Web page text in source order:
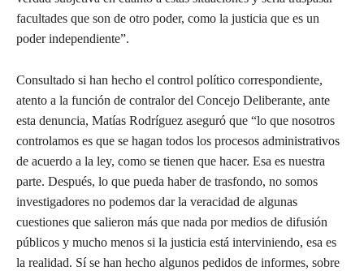
facultades que son de otro poder, como la justicia que es un
poder independiente”.
Consultado si han hecho el control político correspondiente,
atento a la función de contralor del Concejo Deliberante, ante
esta denuncia, Matías Rodríguez aseguró que “lo que nosotros
controlamos es que se hagan todos los procesos administrativos
de acuerdo a la ley, como se tienen que hacer. Esa es nuestra
parte. Después, lo que pueda haber de trasfondo, no somos
investigadores no podemos dar la veracidad de algunas
cuestiones que salieron más que nada por medios de difusión
públicos y mucho menos si la justicia está interviniendo, esa es
la realidad. Sí se han hecho algunos pedidos de informes, sobre